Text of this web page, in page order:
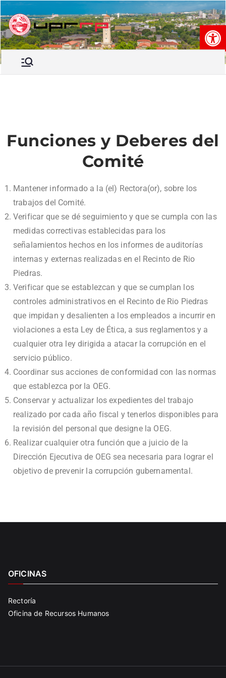
Comité de
Piedras
Comité de Ética Recinto de
Río Piedras
Funciones y Deberes del
Comité
Mantener informado a la (el) Rectora(or), sobre los
trabajos del Comité.
Verificar que se dé seguimiento y que se cumpla con las
medidas correctivas establecidas para los
señalamientos hechos en los informes de auditorías
internas y externas realizadas en el Recinto de Rio
Piedras.
Verificar que se establezcan y que se cumplan los
controles administrativos en el Recinto de Rio Piedras
que impidan y desalienten a los empleados a incurrir en
violaciones a esta Ley de Ética, a sus reglamentos y a
cualquier otra ley dirigida a atacar la corrupción en el
servicio público.
Coordinar sus acciones de conformidad con las normas
que establezca por la OEG.
Conservar y actualizar los expedientes del trabajo
realizado por cada año fiscal y tenerlos disponibles para
la revisión del personal que designe la OEG.
Realizar cualquier otra función que a juicio de la
Dirección Ejecutiva de OEG sea necesaria para lograr el
objetivo de prevenir la corrupción gubernamental.
OFICINAS
Rectoría
Oficina de Recursos Humanos